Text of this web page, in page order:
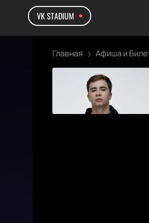
VK STADIUM
Главная Афиша и